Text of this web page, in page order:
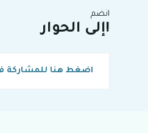
انضم
إلى الحوار!
اضغط هنا للمشاركة